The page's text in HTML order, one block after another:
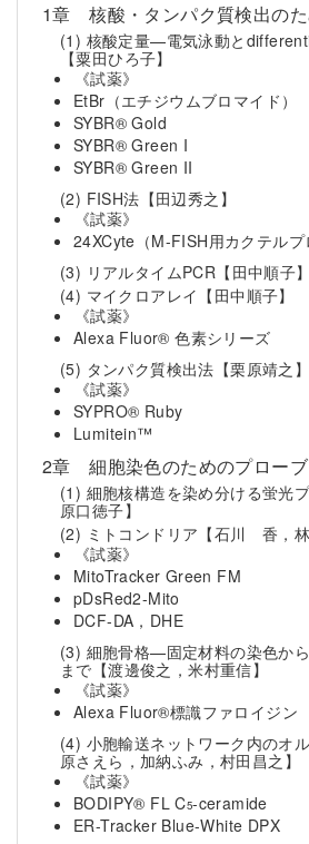
1章 核酸・タンパク質検出の
(1) 核酸定量—電気泳動と
【粟田ひろ子】
《試薬》
EtBr（エチジウムブロマイド）
SYBR® Gold
SYBR® Green I
SYBR® Green II
(2) FISH法 【田辺秀之】
《試薬》
24XCyte（M-FISH用カクテルプ
(3) リアルタイムPCR 【田中順子】
(4) マイクロアレイ 【田中順子】
《試薬》
Alexa Fluor® 色素シリーズ
(5) タンパク質検出法 【栗原靖之】
《試薬》
SYPRO® Ruby
Lumitein™
2章 細胞染色のためのプローブ
(1) 細胞核構造を染め分ける蛍光
原口徳子】
(2) ミトコンドリア 【石川 香，
《試薬》
MitoTracker Green FM
pDsRed2-Mito
DCF-DA，DHE
(3) 細胞骨格—固定材料の染色か
まで 【渡邊俊之，米村重信】
《試薬》
Alexa Fluor®標識ファロイジン
(4) 小胞輸送ネットワーク内のオ
原さえら，加納ふみ，村田昌之】
《試薬》
BODIPY® FL C5-ceramide
ER-Tracker Blue-White DPX